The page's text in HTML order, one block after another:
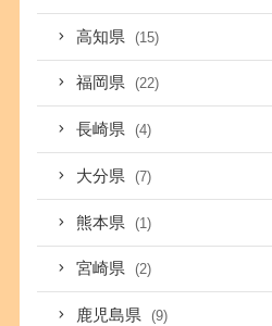
高知県 (15)
福岡県 (22)
長崎県 (4)
大分県 (7)
熊本県 (1)
宮崎県 (2)
鹿児島県 (9)